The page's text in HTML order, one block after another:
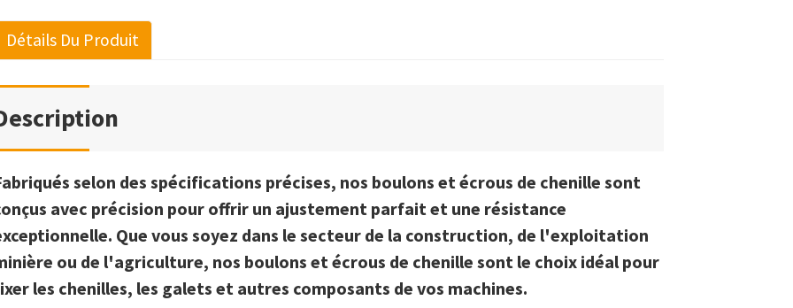
Détails Du Produit
selon des spécifications précises, nos boulons et écrous de chenille sont
avec précision pour offrir un ajustement parfait et une résistance
Que vous soyez dans le secteur de la construction, de l'exploitation
ou de l'agriculture, nos boulons et écrous de chenille sont le choix idéal pour
les chenilles, les galets et autres composants de vos machines.